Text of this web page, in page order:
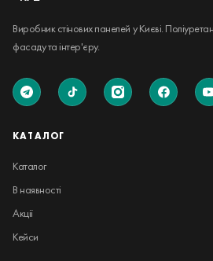
Виробник стінових панелей у Києві.
фасаду та інтер'єру.
КАТАЛОГ
Каталог
В наявності
Акції
Кейси